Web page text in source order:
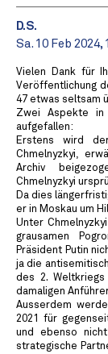
D.S.
Sa. 10 Feb 2024,
Vielen Dank für
Veröffentlichung
47 etwas seltsam
Zwei Aspekte in
aufgefallen:
Erstens wird
Chmelnyzkyi,
Archiv
Chmelnyzkyi
Da dies
er in Moskau um
Unter
grausamen
Präsident Putin
ja die
des 2.
damaligen
Ausserdem
2021 für
und ebenso
strategische